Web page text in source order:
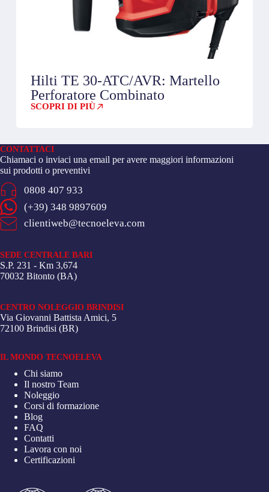
Hilti TE 30-ATC/AVR: Martello
Perforatore Combinato
SCOPRI DI PIÙ
CONTATTACI
Chiamaci o inviaci una email per avere maggiori informazioni
sui prodotti o preventivi
0808 407 933
(+39) 348 9897609
clientiweb@tecnoeleva.com
SEDE CENTRALE BARI
S.P. 231 - Km 3,674
70032 Bitonto (BA)
CENTRO NOLEGGIO BRINDISI
Via Giovanni Battista Amici, 5
72100 Brindisi (BR)
IL MONDO TECNOELEVA
Chi siamo
Il nostro Team
Noleggio
Corsi di formazione
Blog
FAQ
Contatti
Lavora con noi
Certificazioni